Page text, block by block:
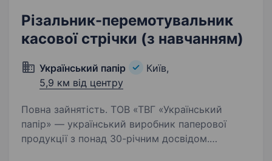
Різальник-перемотувальник
касової стрічки (з навчанням)
Український папір
Київ,
5,9 км від центру
Повна зайнятість. ТОВ «ТВГ «Український
папір» — український виробник паперової
продукції з понад 30-річним досвідом.